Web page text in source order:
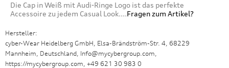
Die Cap in Weiß mit Audi-Ringe Logo ist das perfekte
Accessoire zu jedem Casual Look....Fragen zum Artikel?
Hersteller:
cyber-Wear Heidelberg GmbH, Elsa-Brändström-Str. 4, 68229
Mannheim, Deutschland, Info@mycybergroup.com,
https://mycybergroup.com, +49 621 30 983 0